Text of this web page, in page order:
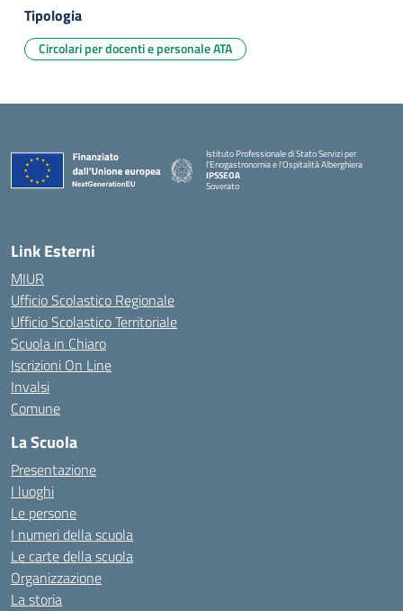
Tipologia
Circolari per docenti e personale ATA
Istituto Professionale di Stato Servizi per
l'Enogastronomia e l'Ospitalità Alberghiera
IPSSEOA
Soverato
Link Esterni
MIUR
Ufficio Scolastico Regionale
Ufficio Scolastico Territoriale
Scuola in Chiaro
Iscrizioni On Line
Invalsi
Comune
La Scuola
Presentazione
I luoghi
Le persone
I numeri della scuola
Le carte della scuola
Organizzazione
La storia